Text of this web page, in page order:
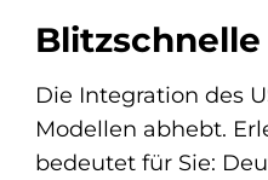
Die Integration des
Modellen abhebt.
bedeutet für Sie: